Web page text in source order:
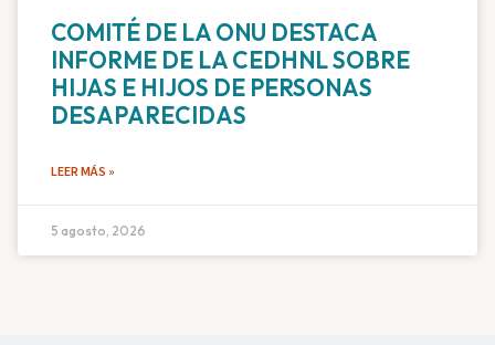
COMITÉ DE LA ONU DESTACA
INFORME DE LA CEDHNL SOBRE
HIJAS E HIJOS DE PERSONAS
DESAPARECIDAS
LEER MÁS »
5 agosto, 2026